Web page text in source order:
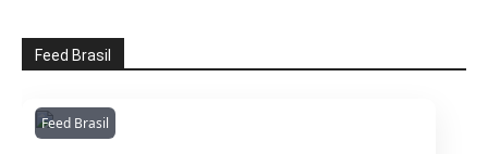
Feed Brasil
Feed BrasilAmazonianarede
1053